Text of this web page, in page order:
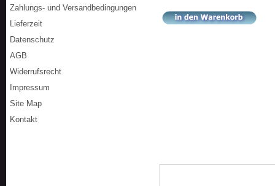
Zahlungs- und Versandbedingungen
Lieferzeit
Datenschutz
AGB
Widerrufsrecht
Impressum
Site Map
Kontakt